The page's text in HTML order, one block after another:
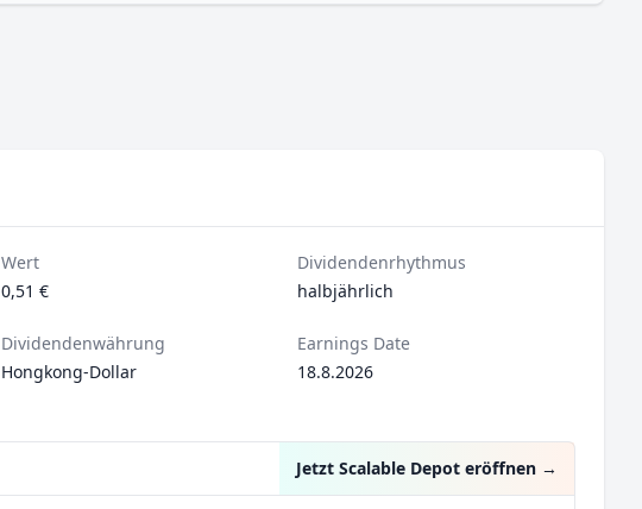
Wert
0,51 €
Dividendenrhythmus
halbjährlich
Dividendenwährung
Hongkong-Dollar
Earnings Date
18.8.2026
Jetzt Scalable Depot eröffnen →